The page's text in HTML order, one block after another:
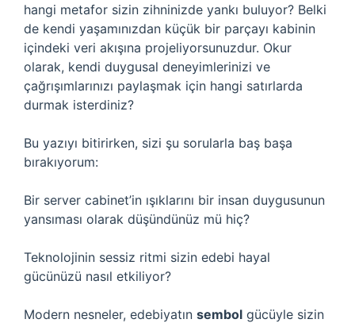
hangi metafor sizin zihninizde yankı buluyor? Belki
de kendi yaşamınızdan küçük bir parçayı kabinin
içindeki veri akışına projeliyorsunuzdur. Okur
olarak, kendi duygusal deneyimlerinizi ve
çağrışımlarınızı paylaşmak için hangi satırlarda
durmak isterdiniz?
Bu yazıyı bitirirken, sizi şu sorularla baş başa
bırakıyorum:
Bir server cabinet’in ışıklarını bir insan duygusunun
yansıması olarak düşündünüz mü hiç?
Teknolojinin sessiz ritmi sizin edebi hayal
gücünüzü nasıl etkiliyor?
Modern nesneler, edebiyatın sembol gücüyle sizin